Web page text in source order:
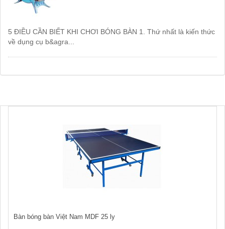
5 ĐIỀU CẦN BIẾT KHI CHƠI BÓNG BÀN 1. Thứ nhất là kiến thức
về dụng cụ b&agra...
Bàn bóng bàn Việt Nam MDF 25 ly